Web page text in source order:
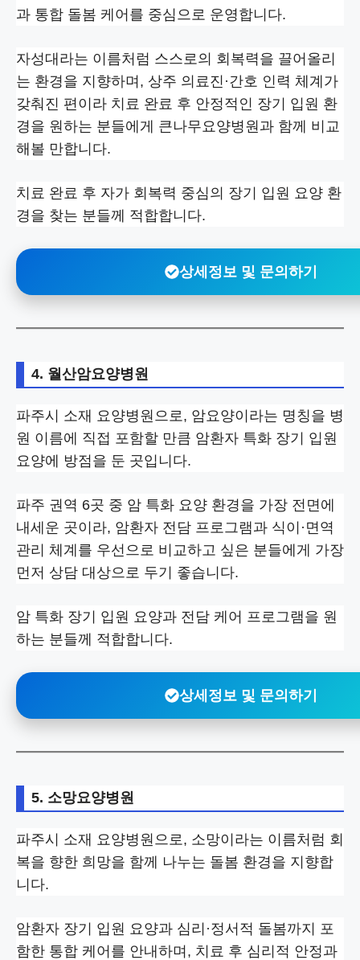
과 통합 돌봄 케어를 중심으로 운영합니다.
자성대라는 이름처럼 스스로의 회복력을 끌어올리
는 환경을 지향하며, 상주 의료진·간호 인력 체계가
갖춰진 편이라 치료 완료 후 안정적인 장기 입원 환
경을 원하는 분들에게 큰나무요양병원과 함께 비교
해볼 만합니다.
치료 완료 후 자가 회복력 중심의 장기 입원 요양 환
경을 찾는 분들께 적합합니다.
상세정보 및 문의하기
4. 월산암요양병원
파주시 소재 요양병원으로, 암요양이라는 명칭을 병
원 이름에 직접 포함할 만큼 암환자 특화 장기 입원
요양에 방점을 둔 곳입니다.
파주 권역 6곳 중 암 특화 요양 환경을 가장 전면에
내세운 곳이라, 암환자 전담 프로그램과 식이·면역
관리 체계를 우선으로 비교하고 싶은 분들에게 가장
먼저 상담 대상으로 두기 좋습니다.
암 특화 장기 입원 요양과 전담 케어 프로그램을 원
하는 분들께 적합합니다.
상세정보 및 문의하기
5. 소망요양병원
파주시 소재 요양병원으로, 소망이라는 이름처럼 회
복을 향한 희망을 함께 나누는 돌봄 환경을 지향합
니다.
암환자 장기 입원 요양과 심리·정서적 돌봄까지 포
함한 통합 케어를 안내하며, 치료 후 심리적 안정과